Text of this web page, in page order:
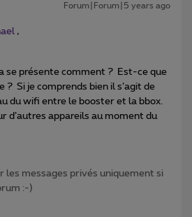
Forum|Forum|5 years ago
,
se présente comment ? Est-ce que
Si je comprends bien il s’agit de
du wifi entre le booster et la bbox.
d’autres appareils au moment du
les messages privés uniquement si
:-)